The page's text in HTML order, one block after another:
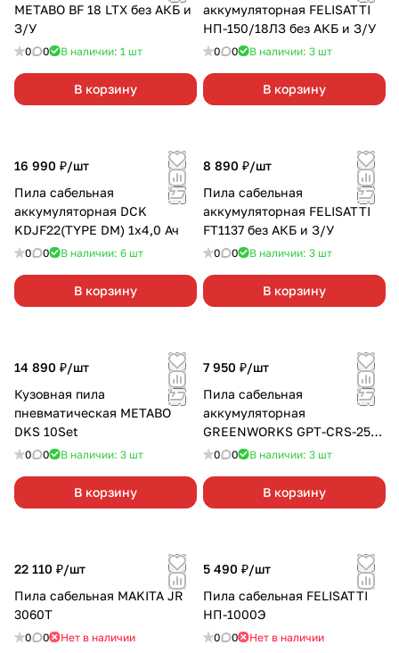
METABO BF 18 LTX без АКБ и
З/У
0 0 В наличии: 1 шт
В корзину
аккумуляторная FELISATTI
НП-150/18ЛЗ без АКБ и З/У
0 0 В наличии: 3 шт
В корзину
16 990 ₽/шт
Пила сабельная
аккумуляторная DCK
KDJF22(TYPE DM) 1х4,0 Ач
0 0 В наличии: 6 шт
В корзину
8 890 ₽/шт
Пила сабельная
аккумуляторная FELISATTI
FT1137 без АКБ и З/У
0 0 В наличии: 3 шт
В корзину
14 890 ₽/шт
Кузовная пила
пневматическая METABO
DKS 10Set
0 0 В наличии: 3 шт
В корзину
7 950 ₽/шт
Пила сабельная
аккумуляторная
GREENWORKS GPT-CRS-25
без АКБ и З/У
0 0 В наличии: 3 шт
В корзину
22 110 ₽/шт
Пила сабельная MAKITA JR
3060T
0 0 Нет в наличии
5 490 ₽/шт
Пила сабельная FELISATTI
НП-1000Э
0 0 Нет в наличии